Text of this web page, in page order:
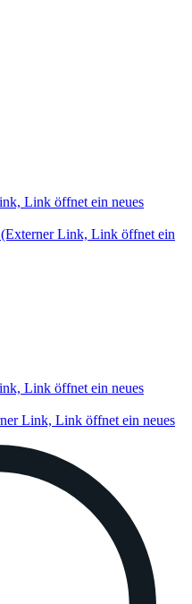
Link öffnet ein neues
(Externer Link, Link öffnet ein
Link öffnet ein neues
Link, Link öffnet ein neues